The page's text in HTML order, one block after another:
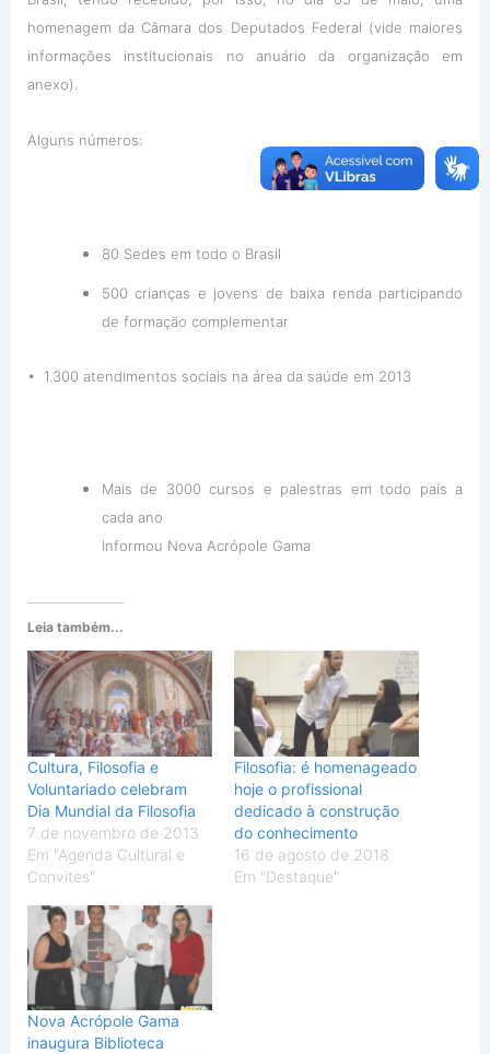
homenagem da Câmara dos Deputados Federal (vide maiores
informações institucionais no anuário da organização em
anexo).
Alguns números:
80 Sedes em todo o Brasil
500 crianças e jovens de baixa renda participando
de formação complementar
• 1.300 atendimentos sociais na área da saúde em 2013
Mais de 3000 cursos e palestras em todo país a
cada ano
Informou Nova Acrópole Gama
Leia também...
Cultura, Filosofia e
Voluntariado celebram
Dia Mundial da Filosofia
7 de novembro de 2013
Em "Agenda Cultural e
Convites"
Filosofia: é homenageado
hoje o profissional
dedicado à construção
do conhecimento
16 de agosto de 2018
Em "Destaque"
Nova Acrópole Gama
inaugura Biblioteca